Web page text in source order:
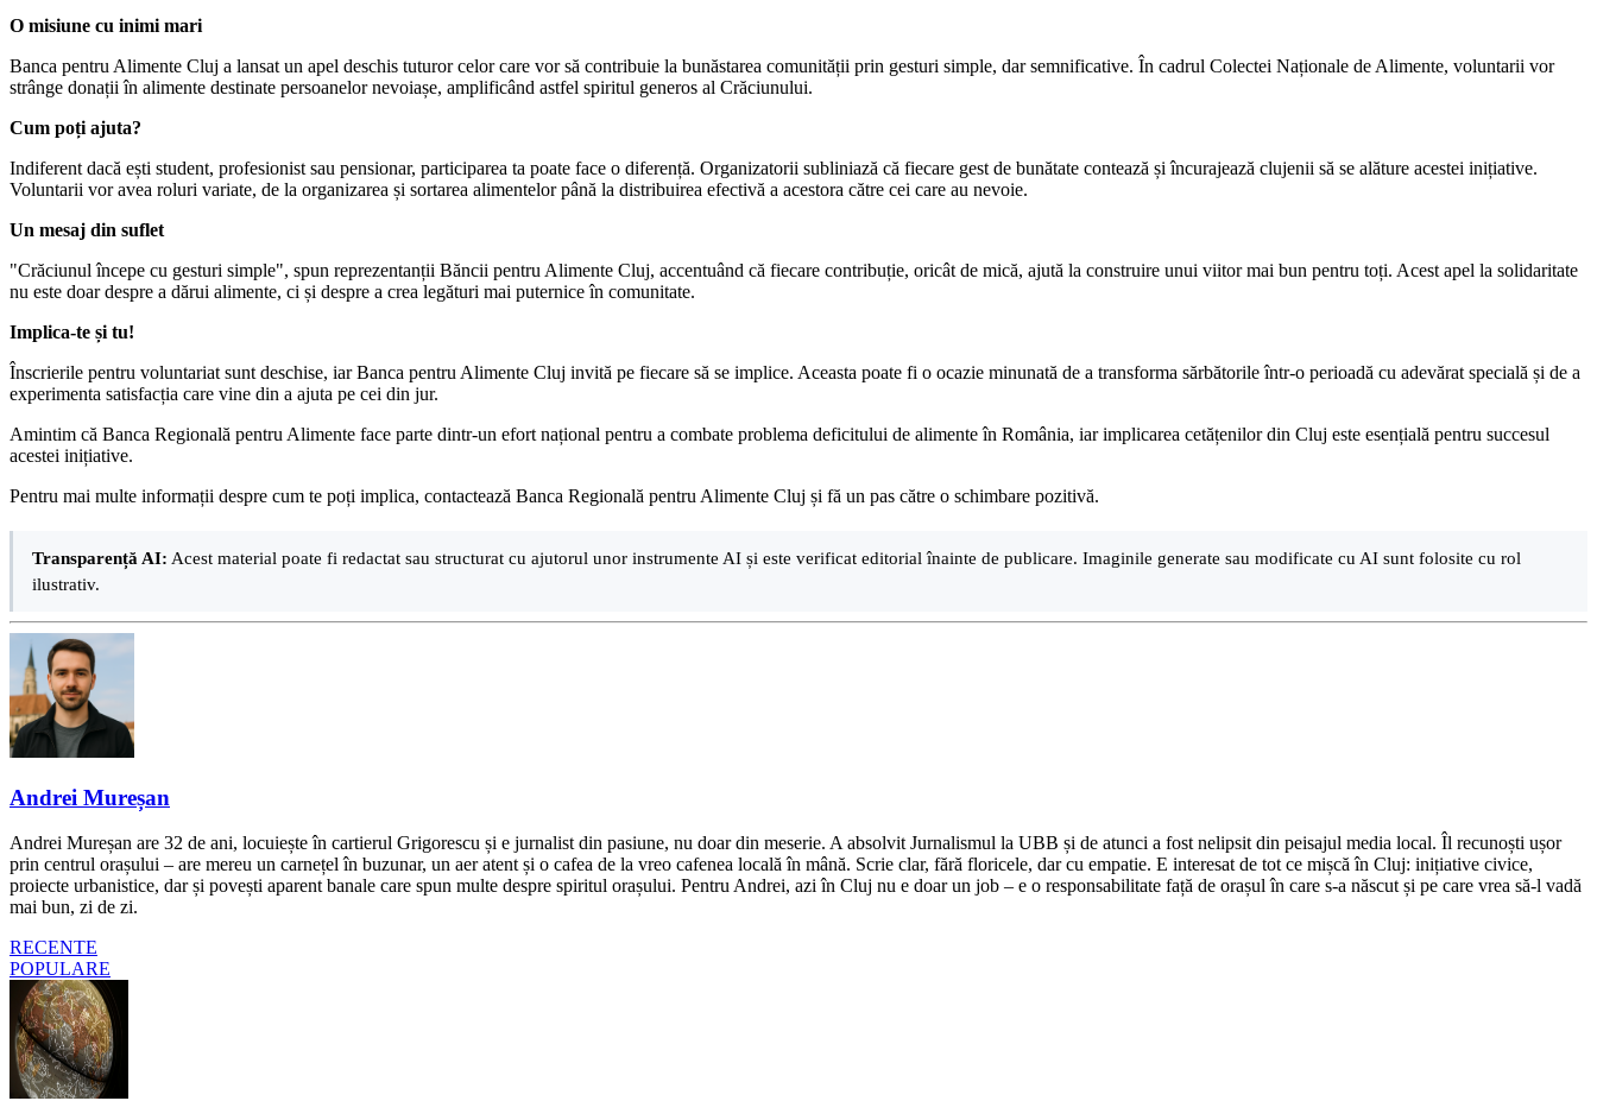
O misiune cu inimi mari
Banca pentru Alimente Cluj a lansat un apel deschis tuturor celor care vor să contribuie la bunăstarea comunității prin gesturi simple, dar semnificative. În cadrul Colectei Naționale de Alimente, voluntarii vor
strânge donații în alimente destinate persoanelor nevoiașe, amplificând astfel spiritul generos al Crăciunului.
Cum poți ajuta?
Indiferent dacă ești student, profesionist sau pensionar, participarea ta poate face o diferență. Organizatorii subliniază că fiecare gest de bunătate contează și încurajează clujenii să se alăture acestei inițiative.
Voluntarii vor avea roluri variate, de la organizarea și sortarea alimentelor până la distribuirea efectivă a acestora către cei care au nevoie.
Un mesaj din suflet
"Crăciunul începe cu gesturi simple", spun reprezentanții Băncii pentru Alimente Cluj, accentuând că fiecare contribuție, oricât de mică, ajută la construire unui viitor mai bun pentru toți. Acest apel la solidaritate
nu este doar despre a dărui alimente, ci și despre a crea legături mai puternice în comunitate.
Implica-te și tu!
Înscrierile pentru voluntariat sunt deschise, iar Banca pentru Alimente Cluj invită pe fiecare să se implice. Aceasta poate fi o ocazie minunată de a transforma sărbătorile într-o perioadă cu adevărat specială și de a
experimenta satisfacția care vine din a ajuta pe cei din jur.
Amintim că Banca Regională pentru Alimente face parte dintr-un efort național pentru a combate problema deficitului de alimente în România, iar implicarea cetățenilor din Cluj este esențială pentru succesul
acestei inițiative.
Pentru mai multe informații despre cum te poți implica, contactează Banca Regională pentru Alimente Cluj și fă un pas către o schimbare pozitivă.
Transparență AI: Acest material poate fi redactat sau structurat cu ajutorul unor instrumente AI și este verificat editorial înainte de publicare. Imaginile generate sau modificate cu AI sunt folosite cu rol
ilustrativ.
Andrei Mureșan
Andrei Mureșan are 32 de ani, locuiește în cartierul Grigorescu și e jurnalist din pasiune, nu doar din meserie. A absolvit Jurnalismul la UBB și de atunci a fost nelipsit din peisajul media local. Îl recunoști ușor
prin centrul orașului – are mereu un carnețel în buzunar, un aer atent și o cafea de la vreo cafenea locală în mână. Scrie clar, fără floricele, dar cu empatie. E interesat de tot ce mișcă în Cluj: inițiative civice,
proiecte urbanistice, dar și povești aparent banale care spun multe despre spiritul orașului. Pentru Andrei, azi în Cluj nu e doar un job – e o responsabilitate față de orașul în care s-a născut și pe care vrea să-l vadă
mai bun, zi de zi.
RECENTE
POPULARE